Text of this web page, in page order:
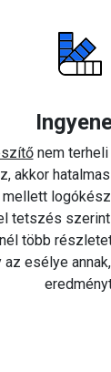
nem terheli
akkor
tetszés szerint
több
esélye